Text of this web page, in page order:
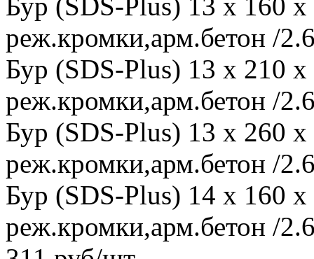
реж.кромки,арм.бетон /
Бур (SDS-Plus) 13 x 210
реж.кромки,арм.бетон /
Бур (SDS-Plus) 13 x 260
реж.кромки,арм.бетон /
Бур (SDS-Plus) 14 x 160
реж.кромки,арм.бетон /